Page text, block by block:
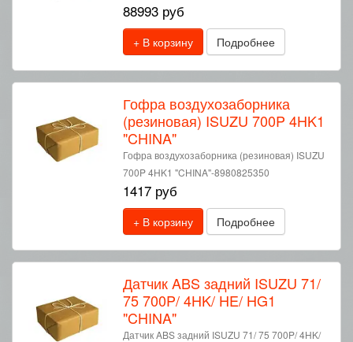
88993 руб
+ В корзину Подробнее
Гофра воздухозаборника
(резиновая) ISUZU 700P 4HK1
"CHINA"
Гофра воздухозаборника (резиновая) ISUZU
700P 4HK1 "CHINA"-8980825350
1417 руб
+ В корзину Подробнее
Датчик ABS задний ISUZU 71/
75 700P/ 4HK/ HE/ HG1
"CHINA"
Датчик ABS задний ISUZU 71/ 75 700P/ 4HK/